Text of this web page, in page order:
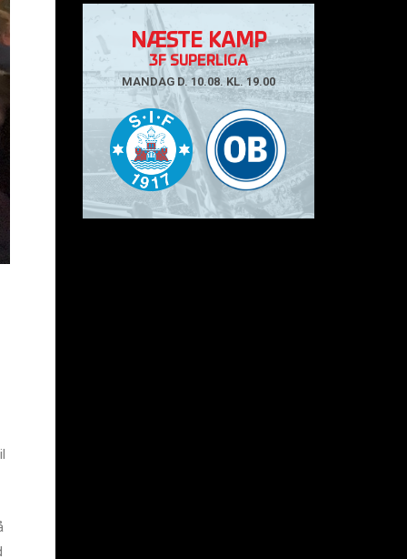
NÆSTE KAMP
3F SUPERLIGA
MANDAG D. 10.08. KL. 19.00